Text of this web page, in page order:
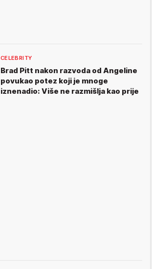
CELEBRITY
Brad Pitt nakon razvoda od Angeline
povukao potez koji je mnoge
iznenadio: Više ne razmišlja kao prije